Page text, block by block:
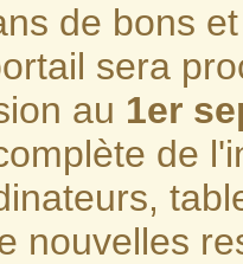
de bons
sera
au 1er
de
nouvelles